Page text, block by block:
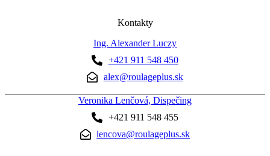
Kontakty
Ing. Alexander Luczy
+421 911 548 450
alex@roulageplus.sk
Veronika Lenčová, Dispečing
+421 911 548 455
lencova@roulageplus.sk